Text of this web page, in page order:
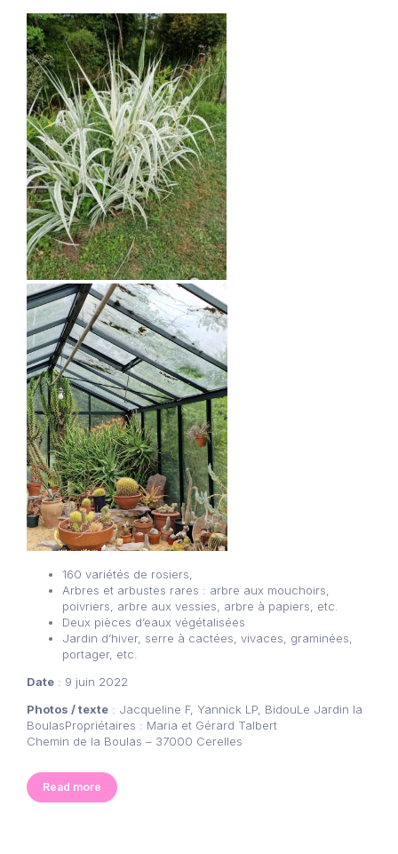
160 variétés de rosiers,
Arbres et arbustes rares : arbre aux mouchoirs,
poivriers, arbre aux vessies, arbre à papiers, etc.
Deux pièces d’eaux végétalisées
Jardin d’hiver, serre à cactées, vivaces, graminées,
portager, etc.
Date : 9 juin 2022
Photos / texte : Jacqueline F, Yannick LP, BidouLe Jardin la
BoulasPropriétaires : Maria et Gérard Talbert
Chemin de la Boulas – 37000 Cerelles
Read more